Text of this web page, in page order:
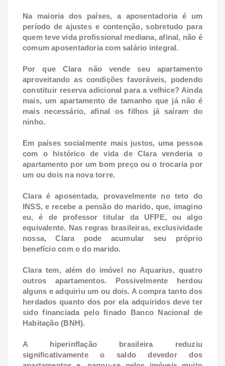
Na maioria dos países, a aposentadoria é um
período de ajustes e contenção, sobretudo para
quem teve vida profissional mediana, afinal, não é
comum aposentadoria com salário integral.
Por que Clara não vende seu apartamento
aproveitando as condições favoráveis, podendo
constituir reserva adicional para a velhice? Ainda
mais, um apartamento de tamanho que já não é
mais necessário, afinal os filhos já saíram do
ninho.
Em países socialmente mais justos, uma pessoa
com o histórico de vida de Clara venderia o
apartamento por um bom preço ou o trocaria por
um ou dois na nova torre.
Clara é aposentada, provavelmente no teto do
INSS, e recebe a pensão do marido, que, imagino
eu, é de professor titular da UFPE, ou algo
equivalente. Nas regras brasileiras, exclusividade
nossa, Clara pode acumular seu próprio
benefício com o do marido.
Clara tem, além do imóvel no Aquarius, quatro
outros apartamentos. Possivelmente herdou
alguns e adquiriu um ou dois. A compra tanto dos
herdados quanto dos por ela adquiridos deve ter
sido financiada pelo finado Banco Nacional de
Habitação (BNH).
A hiperinflação brasileira reduziu
significativamente o saldo devedor dos